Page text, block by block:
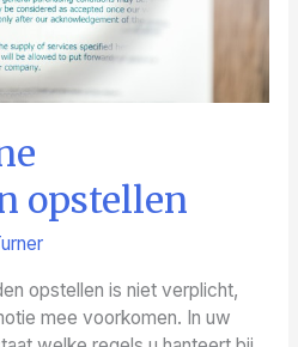
opstellen
opstellen is niet verplicht,
mee voorkomen. In uw